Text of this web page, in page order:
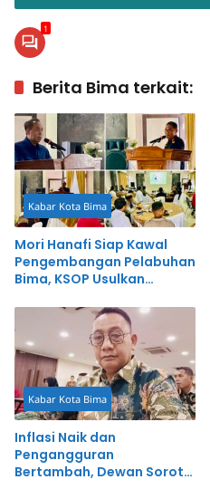
1
Berita Bima terkait:
Kabar Kota Bima
Mori Hanafi Siap Kawal
Pengembangan Pelabuhan
Bima, KSOP Usulkan
Rp400 Miliar
Kabar Kota Bima
Inflasi Naik dan
Pengangguran
Bertambah, Dewan Soroti